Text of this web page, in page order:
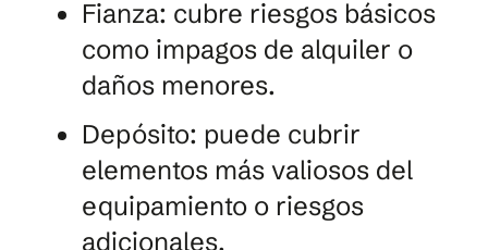
Fianza: cubre riesgos básicos
como impagos de alquiler o
daños menores.
Depósito: puede cubrir
elementos más valiosos del
equipamiento o riesgos
adicionales.